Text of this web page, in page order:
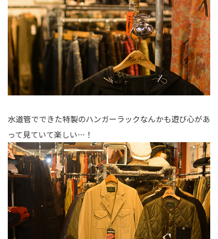
水道管でできた特製のハンガーラックなんかも遊び心があ
って見ていて楽しい…！